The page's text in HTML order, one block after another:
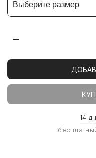
Выберите размер
14